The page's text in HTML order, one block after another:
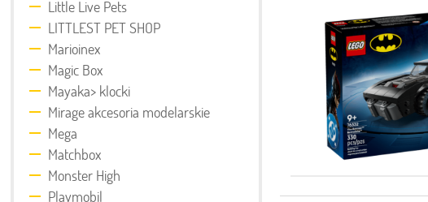
Little Live Pets
LITTLEST PET SHOP
Marioinex
Magic Box
Mayaka> klocki
Mirage akcesoria modelarskie
Mega
Matchbox
Monster High
Playmobil